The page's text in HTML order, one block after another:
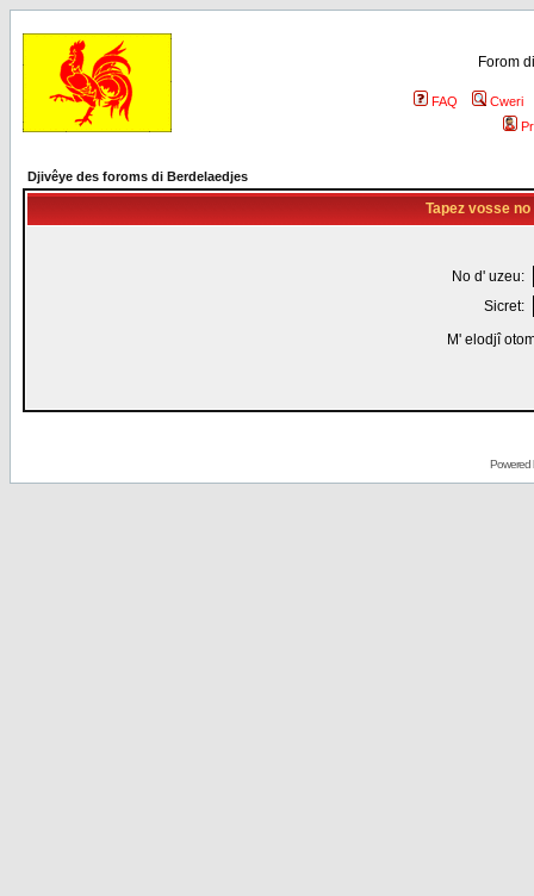
Forom
FAQ
Cweri
Djivêye des foroms di Berdelaedjes
Tapez vosse
No d' uzeu:
Sicret:
M' elodjî
Powered